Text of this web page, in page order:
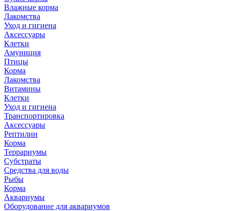
Влажные корма
Лакомства
Уход и гигиена
Аксессуары
Клетки
Амуниция
Птицы
Корма
Лакомства
Витамины
Клетки
Уход и гигиена
Транспортировка
Аксессуары
Рептилии
Корма
Террариумы
Субстраты
Средства для воды
Рыбы
Корма
Аквариумы
Оборудование для аквариумов